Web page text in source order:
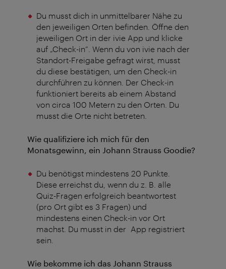
Du musst dich in unmittelbarer Nähe zu
den jeweiligen Orten befinden. Öffne den
jeweiligen Ort in der ivie App und klicke
auf „Check-in“. Wenn du von ivie nach der
Standort-Freigabe gefragt wirst, musst
du diese bestätigen, um den Check-in
durchführen zu können. Der Check-in
funktioniert bereits ab einem Abstand
von circa 100 Metern zu den Orten. Du
musst die Orte nicht betreten.
Wie qualifiziere ich mich für den
Monatsgewinn, ein Johann Strauss Goodie?
Du benötigst mindestens 20 Punkte.
Diese erreichst du, wenn du z. B. alle
Quiz-Fragen erfolgreich beantwortest
(pro Ort gibt es 3 Fragen) und
mindestens einen Check-in vor Ort
machst. Du musst in der App registriert
sein.
Wie bekomme ich das Johann Strauss